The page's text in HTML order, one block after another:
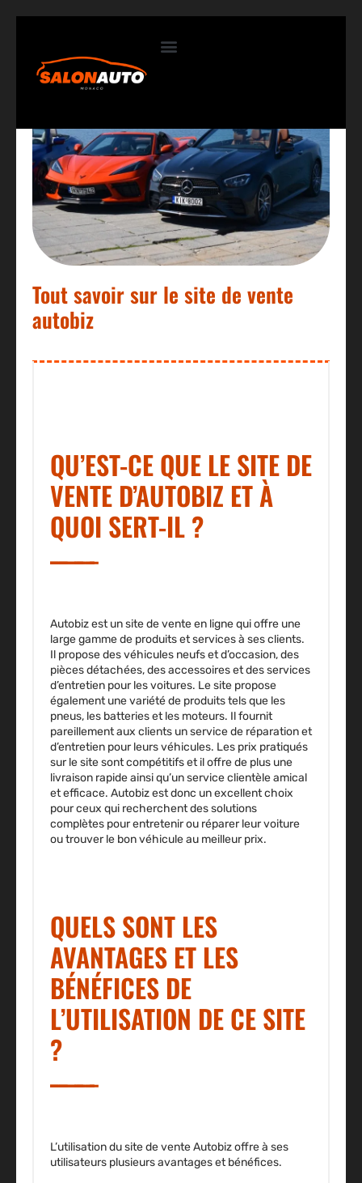
Tout savoir sur le site de vente
autobiz
QU’EST-CE QUE LE SITE DE
VENTE D’AUTOBIZ ET À
QUOI SERT-IL ?
Autobiz estun site de vente en ligne qui offre une
large gamme de produits et services à ses clients.
Il propose des véhicules neufs et d’occasion, des
pièces détachées, des accessoires et des services
d’entretien pour les voitures. Le site propose
également une variété de produits tels que les
pneus, les batteries et les moteurs. Il fournit
pareillement aux clients un service de réparation et
d’entretien pour leurs véhicules. Les prix pratiqués
sur le site sont compétitifs et il offre de plus une
livraison rapide ainsi qu’un service clientèle amical
et efficace. Autobiz est donc un excellent choix
pour ceux qui recherchent des solutions
complètes pour entretenir ou réparer leur voiture
ou trouver le bon véhicule au meilleur prix.
QUELS SONT LES
AVANTAGES ET LES
BÉNÉFICES DE
L’UTILISATION DE CE SITE
?
L’utilisation du site de vente Autobiz offre à ses
utilisateurs plusieurs avantages et bénéfices.